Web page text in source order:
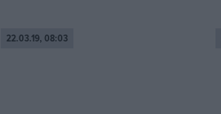
22.03.19, 08:03